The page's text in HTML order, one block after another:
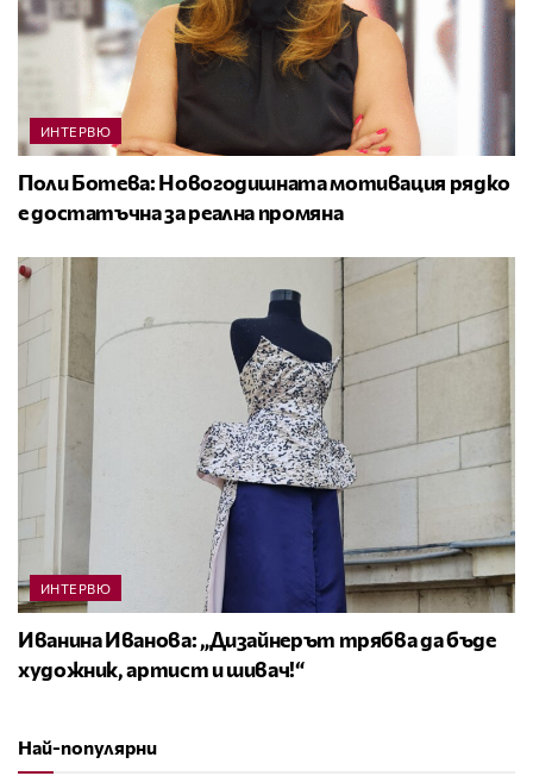
ИНТЕРВЮ
Поли Ботева: Новогодишната мотивация рядко
е достатъчна за реална промяна
ИНТЕРВЮ
Иванина Иванова: „Дизайнерът трябва да бъде
художник, артист и шивач!“
Най-популярни